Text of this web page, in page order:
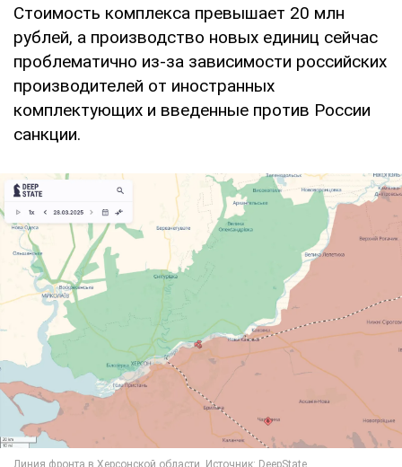
Стоимость комплекса превышает 20 млн
рублей, а производство новых единиц сейчас
проблематично из-за зависимости российских
производителей от иностранных
комплектующих и введенные против России
санкции.